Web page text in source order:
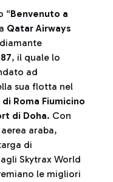
“Benvenuto a
Qatar Airways
, il quale lo
ad
sua flotta nel
Roma Fiumicino
di Doha. Con
araba,
di
Skytrax World
le migliori